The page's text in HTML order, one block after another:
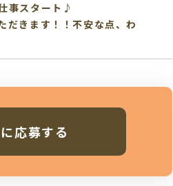
事スタート♪
だきます！！不安な点、わ
応募する